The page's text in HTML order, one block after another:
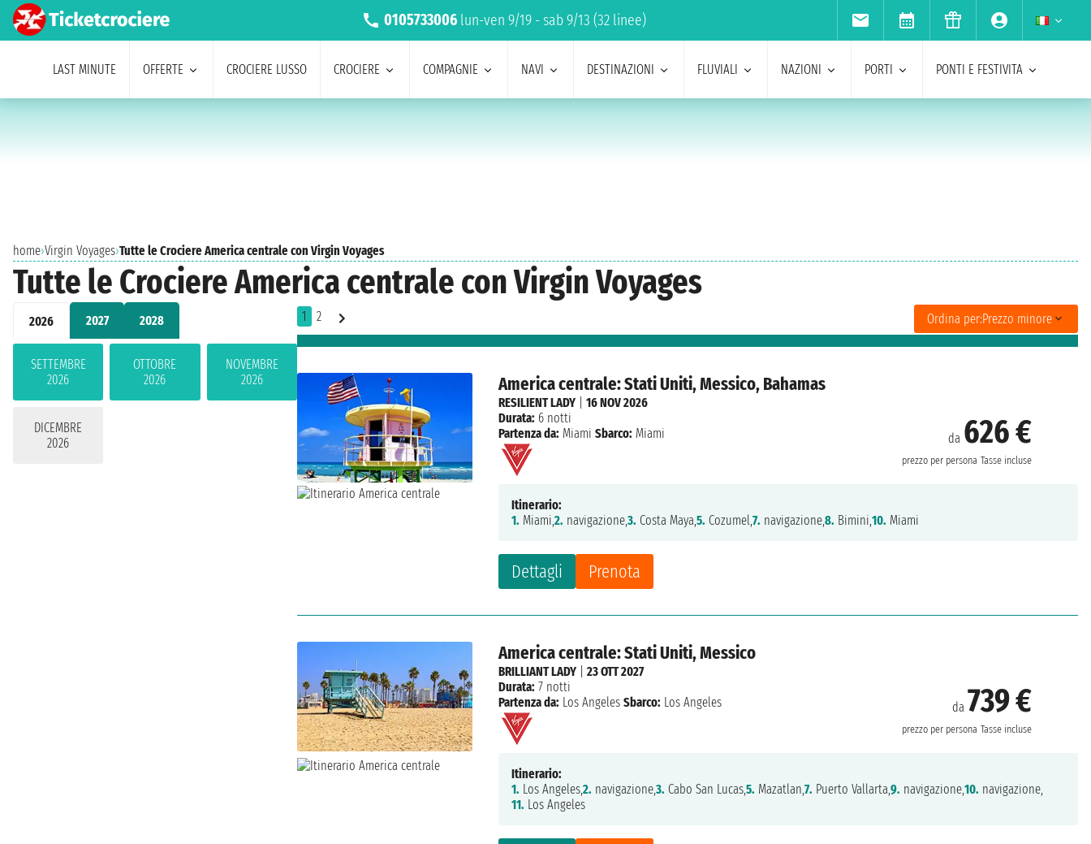
0105733006 lun-ven 9/19 - sab 9/13 (32 linee)
LAST MINUTE OFFERTE CROCIERE LUSSO CROCIERE COMPAGNIE NAVI DESTINAZIONI FLUVIALI NAZIONI PORTI PONTI E FESTIVITA
home›Virgin Voyages›Tutte le Crociere America centrale con Virgin Voyages
Tutte le Crociere America centrale con Virgin Voyages
2026 2027 2028
SETTEMBRE
2026
OTTOBRE
2026
NOVEMBRE
2026
DICEMBRE
2026
1 2 Ordina per:Prezzo minore
America centrale: Stati Uniti, Messico, Bahamas
da 626 €
prezzo per persona Tasse incluse
Dettagli Prenota
RESILIENT LADY |16 NOV 2026
Durata: 6 notti
Partenza da: Miami Sbarco: Miami
Itinerario:
1. Miami,2. navigazione,3. Costa Maya,5. Cozumel,7. navigazione,8. Bimini,10. Miami
America centrale: Stati Uniti, Messico
da 739 €
prezzo per persona Tasse incluse
BRILLIANT LADY |23 OTT 2027
Durata: 7 notti
Partenza da: Los Angeles Sbarco: Los Angeles
Itinerario:
1. Los Angeles,2. navigazione,3. Cabo San Lucas,5. Mazatlan,7. Puerto Vallarta,9. navigazione,10. navigazione,
11. Los Angeles